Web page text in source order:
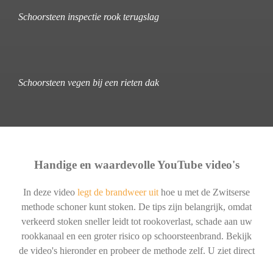
Schoorsteen inspectie rook terugslag
Schoorsteen vegen bij een rieten dak
Handige en waardevolle YouTube video's
In deze video legt de brandweer uit hoe u met de Zwitserse
methode schoner kunt stoken. De tips zijn belangrijk, omdat
verkeerd stoken sneller leidt tot rookoverlast, schade aan uw
rookkanaal en een groter risico op schoorsteenbrand. Bekijk
de video's hieronder en probeer de methode zelf. U ziet direct